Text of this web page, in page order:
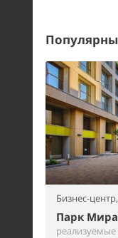
Бизнес-центр,
Парк Мира
реализуемые